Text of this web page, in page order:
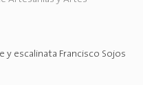
y escalinata Francisco Sojos